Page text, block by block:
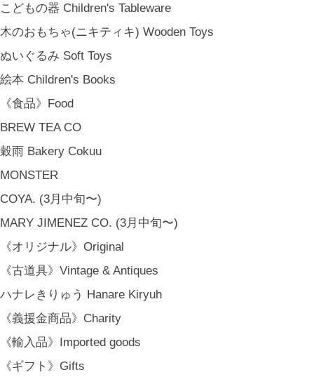
こどもの器 Children's Tableware
木のおもちゃ(ニキティキ) Wooden Toys
ぬいぐるみ Soft Toys
絵本 Children's Books
《食品》Food
BREW TEA CO
穀雨 Bakery Cokuu
MONSTER
COYA. (3月中旬〜)
MARY JIMENEZ CO. (3月中旬〜)
《オリジナル》Original
《古道具》Vintage & Antiques
ハナレきりゅう Hanare Kiryuh
《義援金商品》Charity
《輸入品》Imported goods
《ギフト》Gifts
夏 Summer
秋 Autumn
冬 Winter
節句 Seasonal Celebrations
《ご予約》Made to Order